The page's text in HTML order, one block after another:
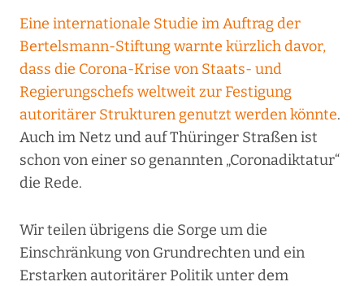
Eine internationale Studie im Auftrag der
Bertelsmann-Stiftung warnte kürzlich davor,
dass die Corona-Krise von Staats- und
Regierungschefs weltweit zur Festigung
autoritärer Strukturen genutzt werden könnte.
Auch im Netz und auf Thüringer Straßen ist
schon von einer so genannten „Coronadiktatur“
die Rede.
Wir teilen übrigens die Sorge um die
Einschränkung von Grundrechten und ein
Erstarken autoritärer Politik unter dem